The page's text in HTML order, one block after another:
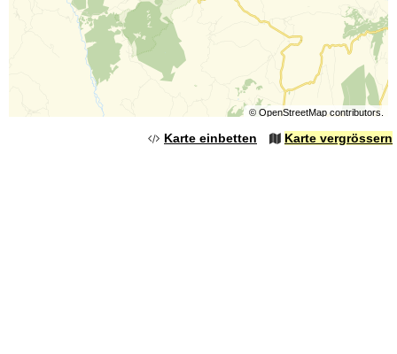
© OpenStreetMapcontributors.
Karte einbetten Karte vergrössern